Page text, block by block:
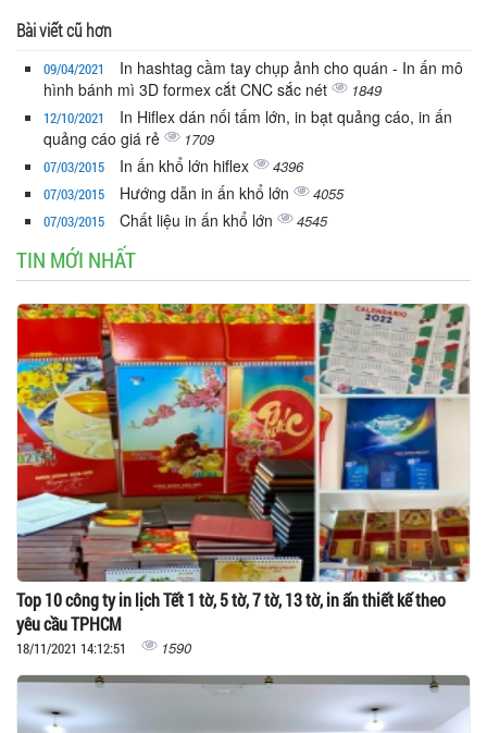
Bài viết cũ hơn
09/04/2021
In hashtag cầm tay chụp ảnh cho quán - In ấn mô
hình bánh mì 3D formex cắt CNC sắc nét
1849
12/10/2021
In Hiflex dán nối tấm lớn, in bạt quảng cáo, in ấn
quảng cáo giá rẻ
1709
07/03/2015 In ấn khổ lớn hiflex 4396
07/03/2015 Hướng dẫn in ấn khổ lớn 4055
07/03/2015 Chất liệu in ấn khổ lớn 4545
TIN MỚI NHẤT
Top 10 công ty in lịch Tết 1 tờ, 5 tờ, 7 tờ, 13 tờ, in ấn thiết kế theo
yêu cầu TPHCM
18/11/2021 14:12:51 1590